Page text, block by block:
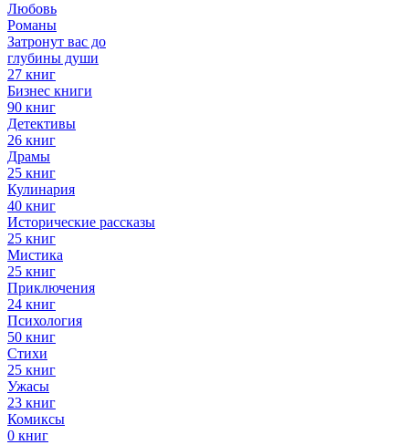
Любовь
Романы
Затронут вас до
глубины души
27 книг
Бизнес книги
90 книг
Детективы
26 книг
Драмы
25 книг
Кулинария
40 книг
Исторические рассказы
25 книг
Мистика
25 книг
Приключения
24 книг
Психология
50 книг
Стихи
25 книг
Ужасы
23 книг
Комиксы
0 книг